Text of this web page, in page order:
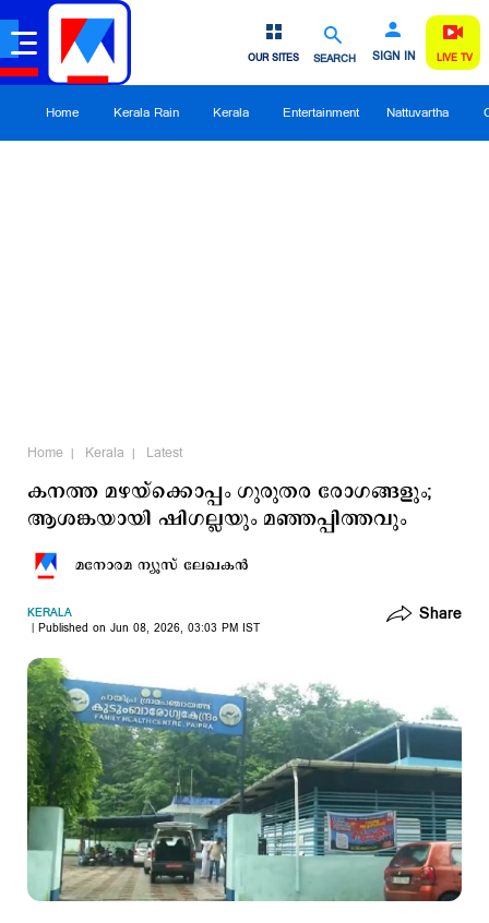
SEARCH SIGN IN
OUR SITES LIVE TV
Home Kerala Rain Kerala Entertainment Nattuvartha
Home Kerala Latest
കനത്ത മഴയ്ക്കൊപ്പം ഗുരുതര രോഗങ്ങളും;
ആശങ്കയായി ഷിഗല്ലയും മഞ്ഞപ്പിത്തവും
മനോരമ ന്യൂസ് ലേഖകന്‍
KERALA
Published on Jun 08, 2026, 03:03 PM IST
Share